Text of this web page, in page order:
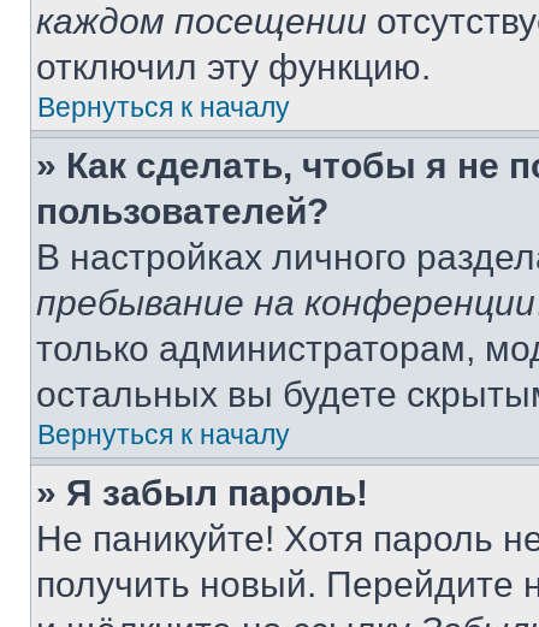
каждом посещении
отключил эту функцию.
Вернуться к началу
» Как сделать, чтобы я не
пользователей?
В настройках личного
пребывание на конференции
только администраторам,
остальных вы будете
Вернуться к началу
» Я забыл пароль!
Не паникуйте! Хотя пароль
получить новый. Перейдите